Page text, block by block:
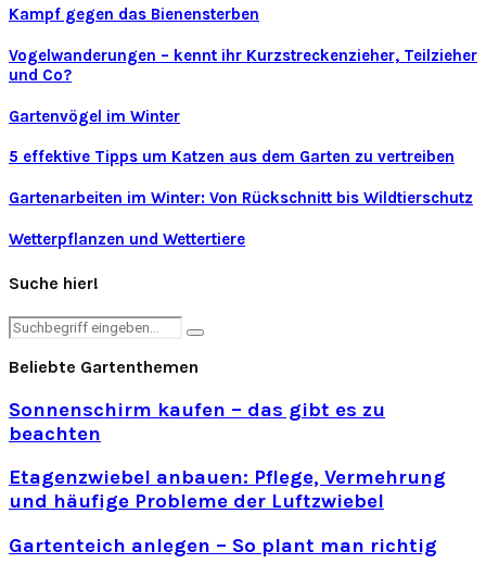
Kampf gegen das Bienensterben
Vogelwanderungen – kennt ihr Kurzstreckenzieher, Teilzieher
und Co?
Gartenvögel im Winter
5 effektive Tipps um Katzen aus dem Garten zu vertreiben
Gartenarbeiten im Winter: Von Rückschnitt bis Wildtierschutz
Wetterpflanzen und Wettertiere
Suche hier!
Search
for:
Search
Beliebte Gartenthemen
Sonnenschirm kaufen – das gibt es zu
beachten
Etagenzwiebel anbauen: Pflege, Vermehrung
und häufige Probleme der Luftzwiebel
Gartenteich anlegen – So plant man richtig